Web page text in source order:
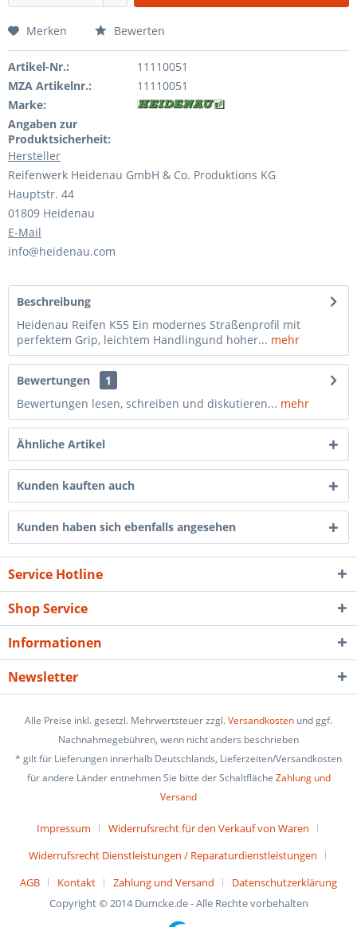
Merken Bewerten
Artikel-Nr.:
11110051
MZA Artikelnr.:
11110051
Marke:
Angaben zur
Produktsicherheit:
Hersteller
Reifenwerk Heidenau GmbH & Co. Produktions KG
Hauptstr. 44
01809 Heidenau
E-Mail
info@heidenau.com
Beschreibung
Heidenau Reifen K55 Ein modernes Straßenprofil mit
perfektem Grip, leichtem Handlingund hoher... mehr
Bewertungen
1
Bewertungen lesen, schreiben und diskutieren... mehr
Ähnliche Artikel
Kunden kauften auch
Kunden haben sich ebenfalls angesehen
Service Hotline
Shop Service
Informationen
Newsletter
Alle Preise inkl. gesetzl. Mehrwertsteuer zzgl.Versandkosten und ggf.
Nachnahmegebühren, wenn nicht anders beschrieben
* gilt für Lieferungen innerhalb Deutschlands, Lieferzeiten/Versandkosten
für andere Länder entnehmen Sie bitte der Schaltfläche Zahlung und
Versand
Impressum
Widerrufsrecht für den Verkauf von Waren
Widerrufsrecht Dienstleistungen / Reparaturdienstleistungen
AGB
Kontakt Zahlung und Versand
Datenschutzerklärung
Copyright © 2014 Dumcke.de - Alle Rechte vorbehalten